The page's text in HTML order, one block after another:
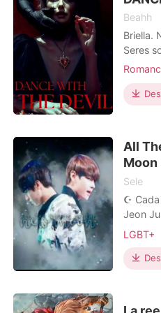
Beahh
Briella. Nunca crei en fantasmas.
Seres
Angeles. Demonios... Hasta
muerte. Me ofreció un trato, le vendí
mi alma. Ahora paso
no
All
Moon
Sele
☪ Cada
Jeon
años,
a
que lo
LGBT+